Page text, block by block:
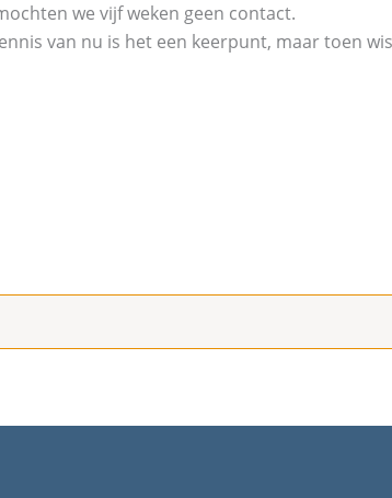
we vijf weken geen contact.
van nu is het een keerpunt, maar toen